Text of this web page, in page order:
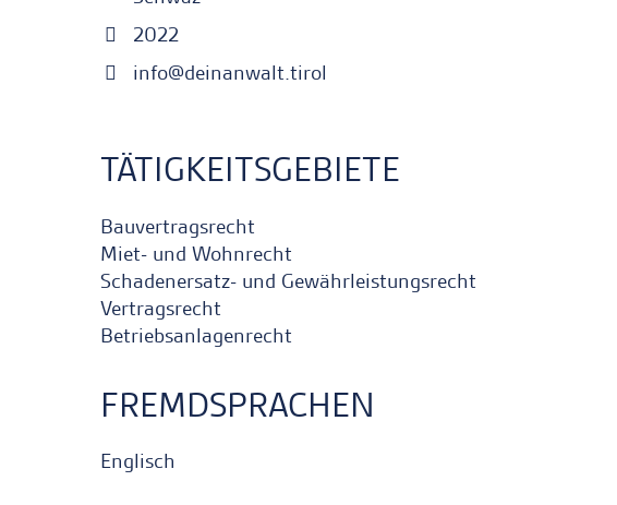
2022
info@deinanwalt.tirol
TÄTIGKEITSGEBIETE
Bauvertragsrecht
Miet- und Wohnrecht
Schadenersatz- und Gewährleistungsrecht
Vertragsrecht
Betriebsanlagenrecht
FREMDSPRACHEN
Englisch